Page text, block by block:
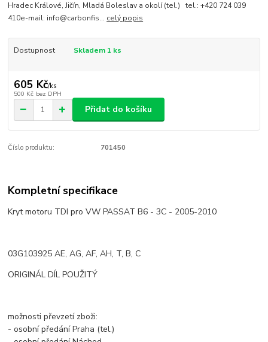
Hradec Králové, Jičín, Mladá Boleslav a okolí (tel.) tel.: +420 724 039
410e-mail: info@carbonfis... celý popis
Dostupnost Skladem 1 ks
605 Kč/ks
500 Kč bez DPH
Přidat do košíku
Číslo produktu: 701450
Kompletní specifikace
Kryt motoru TDI pro VW PASSAT B6 - 3C - 2005-2010
03G103925 AE, AG, AF, AH, T, B, C
ORIGINÁL DÍL POUŽITÝ
možnosti převzetí zboži:
- osobní předání Praha (tel.)